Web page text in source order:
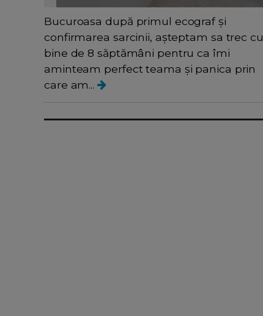
Bucuroasa după primul ecograf și
confirmarea sarcinii, așteptam sa trec cu
bine de 8 săptămâni pentru ca îmi
aminteam perfect teama și panica prin
care am...